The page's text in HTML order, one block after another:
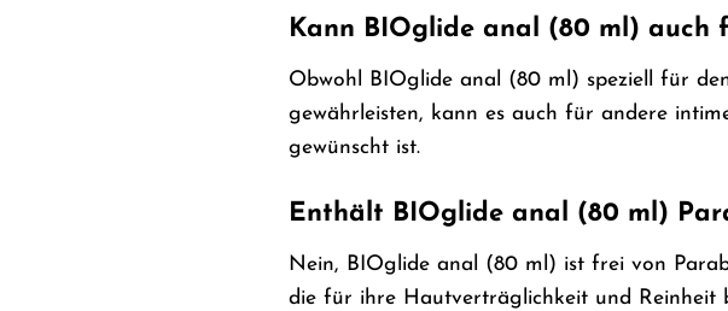
Kann BIOglide anal (80 ml) auch
Obwohl BIOglide anal (80 ml) speziell für
gewährleisten, kann es auch für andere
gewünscht ist.
Enthält BIOglide anal (80 ml)
Nein, BIOglide anal (80 ml) ist frei von
die für ihre Hautverträglichkeit und Reinheit